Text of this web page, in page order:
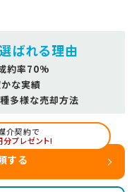
ばれる理由
約率70%
な実績
多様な売却方法
介契約で
プレゼント!
する